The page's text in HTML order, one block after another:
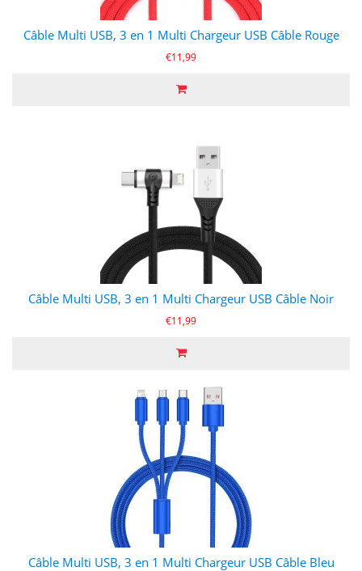
Câble Multi USB, 3 en 1 Multi Chargeur USB Câble Rouge
€11,99
Câble Multi USB, 3 en 1 Multi Chargeur USB Câble Noir
€11,99
Câble Multi USB, 3 en 1 Multi Chargeur USB Câble Bleu